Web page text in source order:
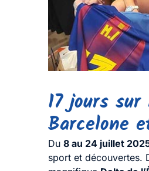
17 jours
Barcelone
Du 8 au 24 juillet
sport et découvertes.